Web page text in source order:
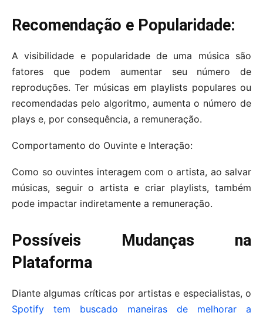
Recomendação e Popularidade:
A visibilidade e popularidade de uma música são
fatores que podem aumentar seu número de
reproduções. Ter músicas em playlists populares ou
recomendadas pelo algoritmo, aumenta o número de
plays e, por consequência, a remuneração.
Comportamento do Ouvinte e Interação:
Como so ouvintes interagem com o artista, ao salvar
músicas, seguir o artista e criar playlists, também
pode impactar indiretamente a remuneração.
Possíveis Mudanças na
Plataforma
Diante algumas críticas por artistas e especialistas, o
Spotify tem buscado maneiras de melhorar a